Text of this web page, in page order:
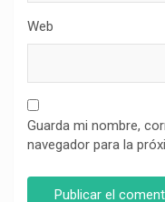
Web
Guarda mi nombre,
navegador para la